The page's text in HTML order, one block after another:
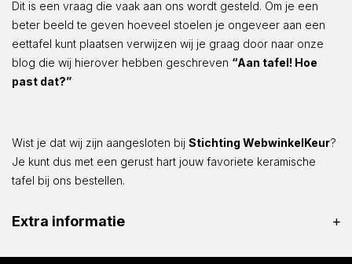
Dit is een vraag die vaak aan ons wordt gesteld. Om je een
beter beeld te geven hoeveel stoelen je ongeveer aan een
eettafel kunt plaatsen verwijzen wij je graag door naar onze
blog die wij hierover hebben geschreven “Aan tafel! Hoe
past dat?”
Wist je dat wij zijn aangesloten bij Stichting WebwinkelKeur?
Je kunt dus met een gerust hart jouw favoriete keramische
tafel bij ons bestellen.
Extra informatie